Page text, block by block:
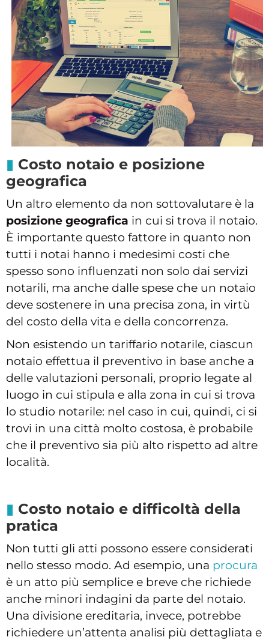
Costo notaio e posizione
geografica
Un altro elemento da non sottovalutare è la
posizione geografica in cui si trova il notaio.
È importante questo fattore in quanto non
tutti i notai hanno i medesimi costi che
spesso sono influenzati non solo dai servizi
notarili, ma anche dalle spese che un notaio
deve sostenere in una precisa zona, in virtù
del costo della vita e della concorrenza.
Non esistendo un tariffario notarile, ciascun
notaio effettua il preventivo in base anche a
delle valutazioni personali, proprio legate al
luogo in cui stipula e alla zona in cui si trova
lo studio notarile: nel caso in cui, quindi, ci si
trovi in una città molto costosa, è probabile
che il preventivo sia più alto rispetto ad altre
località.
Costo notaio e difficoltà della
pratica
Non tutti gli atti possono essere considerati
nello stesso modo. Ad esempio, una procura
è un atto più semplice e breve che richiede
anche minori indagini da parte del notaio.
Una divisione ereditaria, invece, potrebbe
richiedere un’attenta analisi più dettagliata e